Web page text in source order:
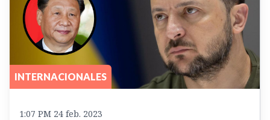
INTERNACIONALES
1:07 PM 24 feb. 2023